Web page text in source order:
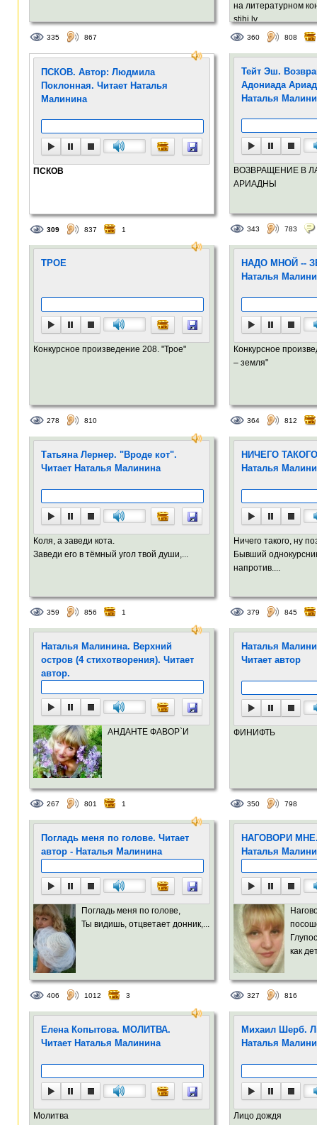
335 867
на литературном
stihi.lv.
360 808
ПСКОВ. Автор: Людмила
Поклонная. Читает Наталья
Малинина
ПСКОВ
309 837 1
Тейт Эш.
Адониада
Наталья
ВОЗВРАЩЕНИЕ В
АРИАДНЫ
343 783
ТРОЕ
Конкурсное произведение 208. "Трое"
278 810
НАДО МНОЙ --
Наталья
Конкурсное
– земля"
364 812
Татьяна Лернер. "Вроде кот".
Читает Наталья Малинина
Коля, а заведи кота.
Заведи его в тёмный угол твой души,...
359 856 1
НИЧЕГО ТАКОГО
Наталья
Ничего такого, ну
Бывший
напротив....
379 845
Наталья Малинина. Верхний
остров (4 стихотворения). Читает
автор.
АНДАНТЕ ФАВОР`И
267 801 1
Наталья
Читает автор
ФИНИФТЬ
350 798
Погладь меня по голове. Читает
автор - Наталья Малинина
Погладь меня по голове,
Ты видишь, отцветает донник,...
406 1012 3
НАГОВОРИ МНЕ.
Наталья
как
327 816
Елена Копытова. МОЛИТВА.
Читает Наталья Малинина
Молитва
Михаил Шерб.
Наталья
Лицо дождя